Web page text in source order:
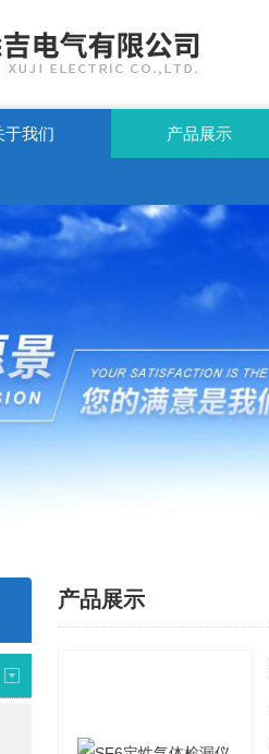
于我们 产品展示
产品展示